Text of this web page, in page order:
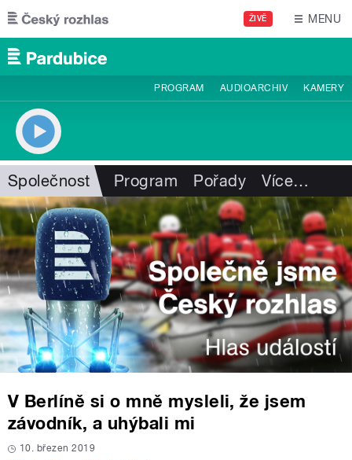
Přejít k hlavnímu obsahu
ŽIVĚ MENU
PROGRAM AUDIOARCHIV KAMERY
Společnost Program Pořady Více…
V Berlíně si o mně mysleli, že jsem
závodník, a uhýbali mi
10. březen 2019